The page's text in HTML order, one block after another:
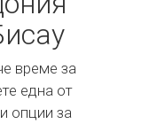
време за
една от
опции за